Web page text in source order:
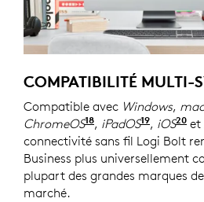
COMPATIBILITÉ MULTI-
Compatible avec Windows,
ChromeOS18Les fonctions de
, iPadOS19Les
, iOS20 et
connectivité sans fil Logi Bolt
Business plus universellement
plupart des grandes marques
marché.